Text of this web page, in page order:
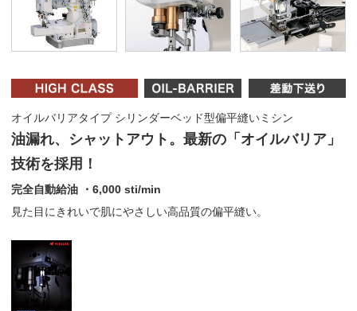
オイルバリアタイプ シリンダーベッド型偏平縫いミシン
油漏れ、シャットアウト。最新の「オイルバリア」
技術を採用！
完全自動給油 ・6,000 sti/min
見た目にきれいで肌にやさしい高品質の偏平縫い。